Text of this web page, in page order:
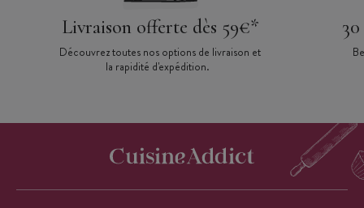
Livraison offerte dès 59€*
Découvrez toutes nos options de livraison et
la rapidité d'expédition.